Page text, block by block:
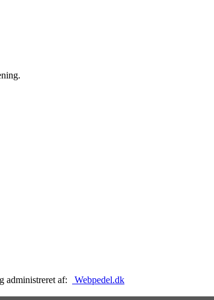
administreret af:
Webpedel.dk